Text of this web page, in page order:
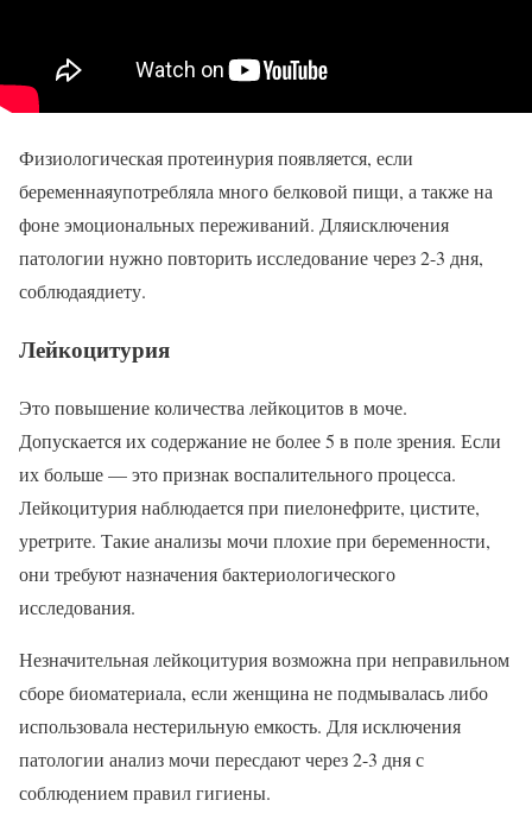
Физиологическая протеинурия появляется, если
беременнаяупотребляла много белковой пищи, а также на
фоне эмоциональных переживаний. Дляисключения
патологии нужно повторить исследование через 2-3 дня,
соблюдаядиету.
Лейкоцитурия
Это повышение количества лейкоцитов в моче.
Допускается их содержание не более 5 в поле зрения. Если
их больше — это признак воспалительного процесса.
Лейкоцитурия наблюдается при пиелонефрите, цистите,
уретрите. Такие анализы мочи плохие при беременности,
они требуют назначения бактериологического
исследования.
Незначительная лейкоцитурия возможна при неправильном
сборе биоматериала, если женщина не подмывалась либо
использовала нестерильную емкость. Для исключения
патологии анализ мочи пересдают через 2-3 дня с
соблюдением правил гигиены.